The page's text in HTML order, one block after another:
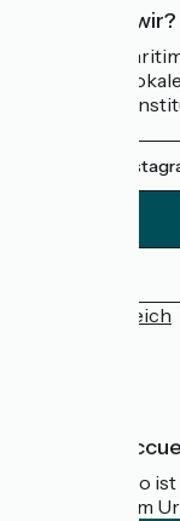
Wer sind wir?
Die
Netzwerk
Pressebereich
Was ist
Accueil Vélo
Radfahrer im